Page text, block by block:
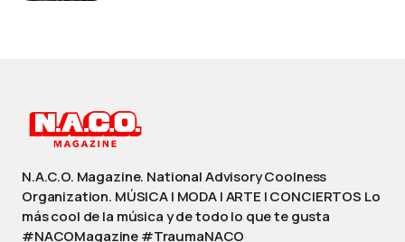
N.A.C.O. Magazine. National Advisory Coolness
Organization. MÚSICA | MODA | ARTE | CONCIERTOS Lo
más cool de la música y de todo lo que te gusta
#NACOMagazine #TraumaNACO